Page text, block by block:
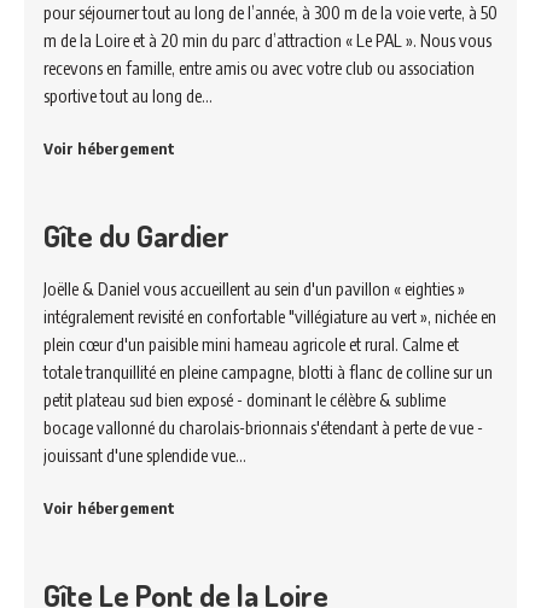
pour séjourner tout au long de l’année, à 300 m de la voie verte, à 50
m de la Loire et à 20 min du parc d’attraction « Le PAL ». Nous vous
recevons en famille, entre amis ou avec votre club ou association
sportive tout au long de…
Voir hébergement
Gîte du Gardier
Joëlle & Daniel vous accueillent au sein d'un pavillon « eighties »
intégralement revisité en confortable "villégiature au vert », nichée en
plein cœur d'un paisible mini hameau agricole et rural. Calme et
totale tranquillité en pleine campagne, blotti à flanc de colline sur un
petit plateau sud bien exposé - dominant le célèbre & sublime
bocage vallonné du charolais-brionnais s'étendant à perte de vue -
jouissant d'une splendide vue…
Voir hébergement
Gîte Le Pont de la Loire